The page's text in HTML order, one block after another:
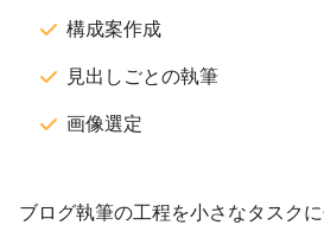
構成案作成
見出しごとの執筆
画像選定
ブログ執筆の工程を小さなタスク